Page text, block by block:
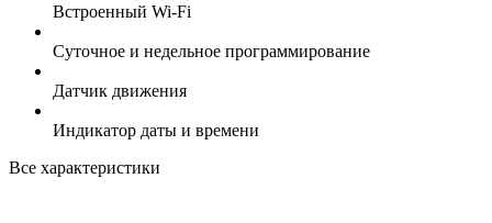
Встроенный Wi-Fi
Суточное и недельное программирование
Датчик движения
Индикатор даты и времени
Все характеристики